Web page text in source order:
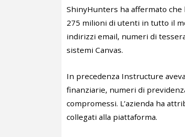
ShinyHunters ha affermato che
275 milioni di utenti in tutto il
indirizzi email, numeri di
sistemi Canvas.
In precedenza Instructure
finanziarie, numeri di
compromessi. L’azienda ha
collegati alla piattaforma.